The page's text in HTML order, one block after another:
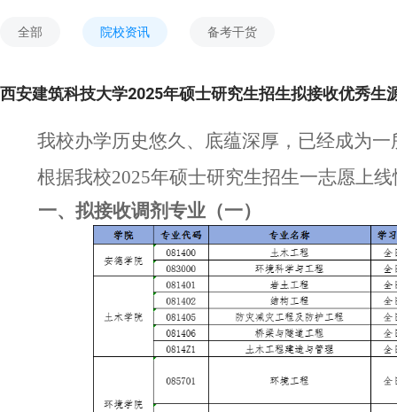
全部 院校资讯 备考干货
西安建筑科技大学2025年硕士研究生招生拟接收优秀生
我校办学历史悠久、底蕴深厚，已经成为
根据我校2025年硕士研究生招生一志愿上
一、拟接收调剂专业（一）